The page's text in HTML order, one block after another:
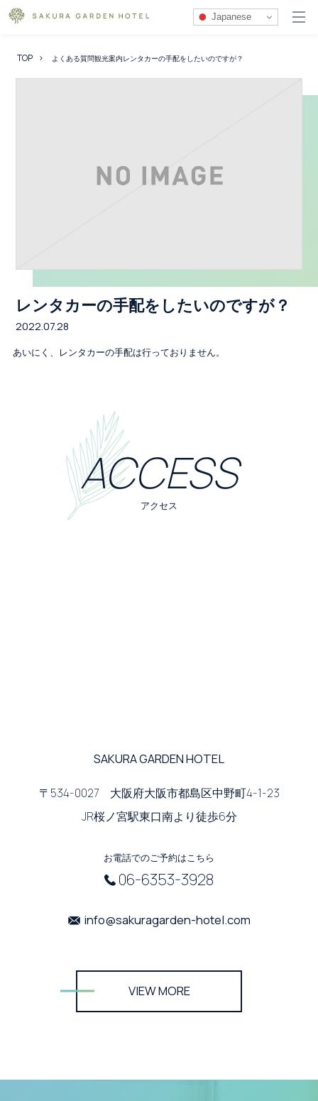
Japanese
TOP よくある質問観光案内レンタカーの手配をしたいのですが？
レンタカーの手配をしたいのですが？
2022.07.28
あいにく、レンタカーの手配は行っておりません。
ACCESS
アクセス
SAKURA GARDEN HOTEL
〒534-0027 大阪府大阪市都島区中野町4-1-23
JR桜ノ宮駅東口南より徒歩6分
お電話でのご予約はこちら
06-6353-3928
info@sakuragarden-hotel.com
VIEW MORE